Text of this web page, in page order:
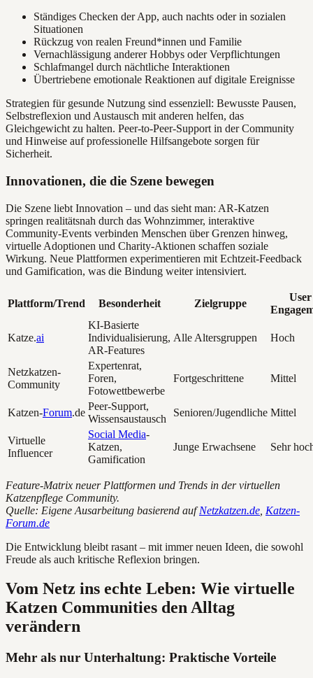
Ständiges Checken der App, auch nachts oder in sozialen
Situationen
Rückzug von realen Freund*innen und Familie
Vernachlässigung anderer Hobbys oder Verpflichtungen
Schlafmangel durch nächtliche Interaktionen
Übertriebene emotionale Reaktionen auf digitale Ereignisse
Strategien für gesunde Nutzung sind essenziell: Bewusste Pausen,
Selbstreflexion und Austausch mit anderen helfen, das
Gleichgewicht zu halten. Peer-to-Peer-Support in der Community
und Hinweise auf professionelle Hilfsangebote sorgen für
Sicherheit.
Innovationen, die die Szene bewegen
Die Szene liebt Innovation – und das sieht man: AR-Katzen
springen realitätsnah durch das Wohnzimmer, interaktive
Community-Events verbinden Menschen über Grenzen hinweg,
virtuelle Adoptionen und Charity-Aktionen schaffen soziale
Wirkung. Neue Plattformen experimentieren mit Echtzeit-Feedback
und Gamification, was die Bindung weiter intensiviert.
Plattform/Trend Besonderheit Zielgruppe
User
Katze.ai
KI-Basierte
Individualisierung,
AR-Features
Alle Altersgruppen Hoch
Netzkatzen-
Community
Expertenrat,
Foren,
Fotowettbewerbe
Fortgeschrittene Mittel
Katzen-Forum.de
Peer-Support,
Wissensaustausch
Senioren/Jugendliche Mittel
Virtuelle
Influencer
Social Media-
Katzen,
Gamification
Junge Erwachsene Sehr
Feature-Matrix neuer Plattformen und Trends in der virtuellen
Katzenpflege Community.
Quelle: Eigene Ausarbeitung basierend aufNetzkatzen.de Katzen-
Forum.de
Die Entwicklung bleibt rasant – mit immer neuen Ideen, die sowohl
Freude als auch kritische Reflexion bringen.
Vom Netz ins echte Leben: Wie virtuelle
Katzen Communities den Alltag
verändern
Mehr als nur Unterhaltung: Praktische Vorteile